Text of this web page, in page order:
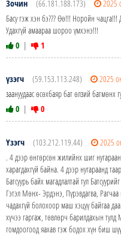
Зочин (66.181.188.173)
2025
Басу гэж хэн бэ??? Өө!!! Норойн чацга!!!
Удахгүй амаараа шороо үмхэнэ!!!
0 | 1
үзэгч (59.153.113.248)
2025
заануудаас өсөхбаяр бат өлзий
0 | 0
Үзэгч (103.212.119.44)
2025
. 4 дээр өнгөрсөн жилийнх шиг
харагдахгүй байна. 4 дээр нугараанд
Батсуурь байх магадлалтай тул
Гэтэл Мөнх- Эрдэнэ, Пүрэвдагва,
чадахгүй болохоор маш хэцүү байгаа
хүчээ гаргаж, төвлөрч барилдахын
гомдоогоод яахав гэж бодох хүн биш